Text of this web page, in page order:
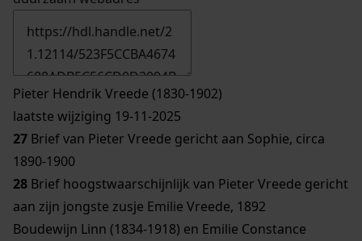
Pieter Hendrik Vreede (1830-1902)
laatste wijziging 19-11-2025
27 Brief van Pieter Vreede gericht aan Sophie, circa
1890-1900
28 Brief hoogstwaarschijnlijk van Pieter Vreede gericht
aan zijn jongste zusje Emilie Vreede, 1892
Boudewijn Linn (1834-1918) en Emilie Constance